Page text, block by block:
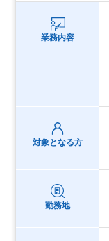
業務内容
対象となる方
勤務地